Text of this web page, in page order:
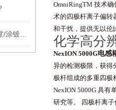
OmniRingTM 技术
术的四极杆离子偏转
和干扰，提供无以伦
化学高分
NexION 5000G电感
异的检测极限，获得
极杆组成的多重四极
NexION 5000G 具有
研究等。 四极杆离